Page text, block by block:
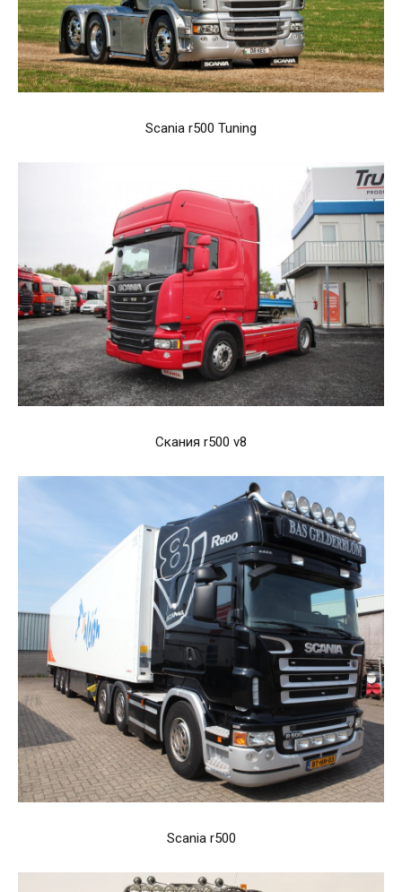
Scania r500 Tuning
Скания r500 v8
Scania r500